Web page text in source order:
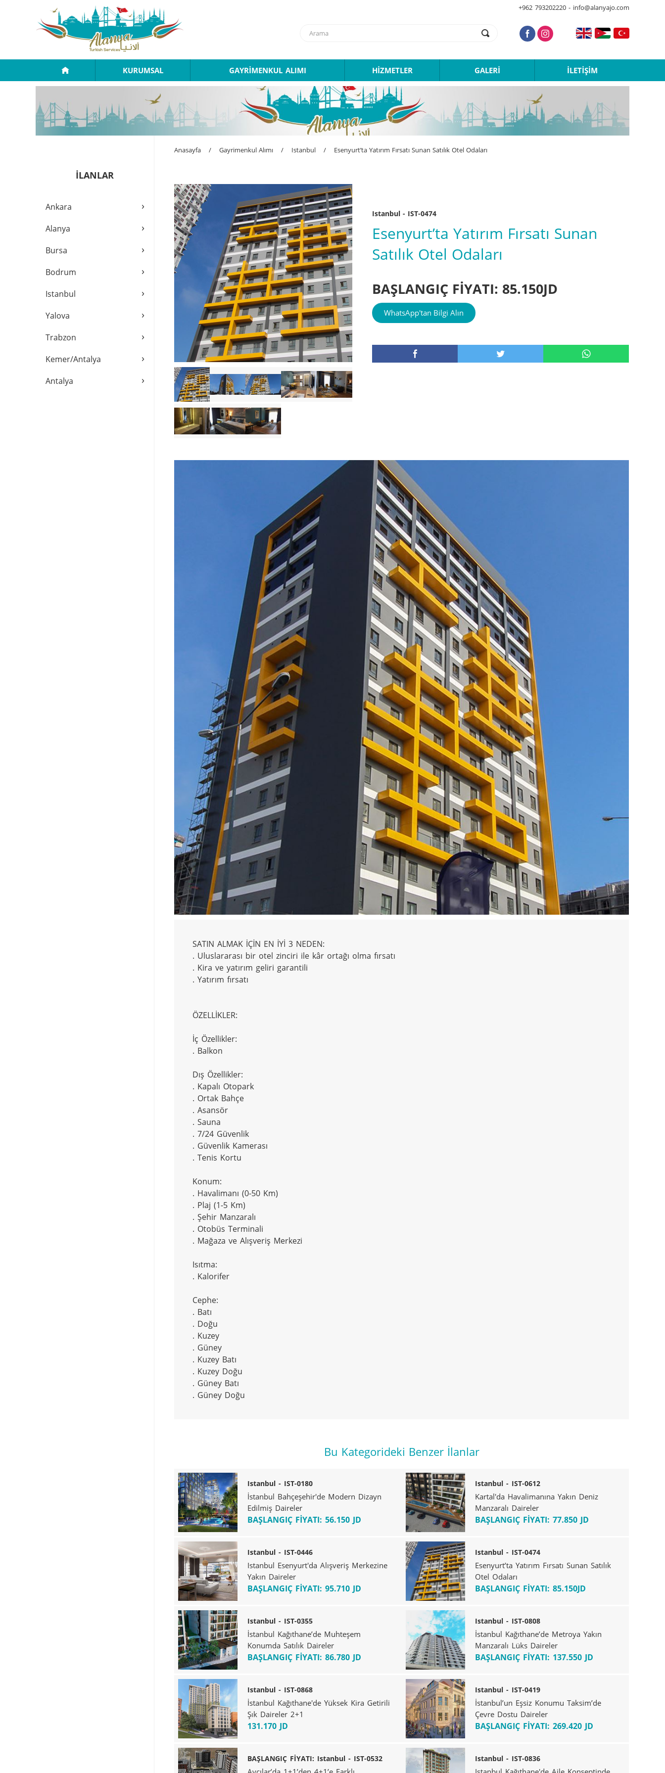
+962 793202220 - info@alanyajo.com
KURUMSAL GAYRİMENKUL ALIMI HİZMETLER GALERİ İLETİŞİM
İLANLAR
›
Ankara
›
Alanya
›
Bursa
›
Bodrum
›
Istanbul
›
Yalova
›
Trabzon
›
Kemer/Antalya
›
Antalya
Anasayfa / Gayrimenkul Alımı / Istanbul / Esenyurt’ta Yatırım Fırsatı Sunan Satılık Otel Odaları
Istanbul - IST-0474
Esenyurt’ta Yatırım Fırsatı Sunan
Satılık Otel Odaları
BAŞLANGIÇ FİYATI: 85.150JD
WhatsApp'tan Bilgi Alın
SATIN ALMAK İÇİN EN İYİ 3 NEDEN:
. Uluslararası bir otel zinciri ile kâr ortağı olma fırsatı
. Kira ve yatırım geliri garantili
. Yatırım fırsatı
ÖZELLİKLER:
İç Özellikler:
. Balkon
Dış Özellikler:
. Kapalı Otopark
. Ortak Bahçe
. Asansör
. Sauna
. 7/24 Güvenlik
. Güvenlik Kamerası
. Tenis Kortu
Konum:
. Havalimanı (0-50 Km)
. Plaj (1-5 Km)
. Şehir Manzaralı
. Otobüs Terminali
. Mağaza ve Alışveriş Merkezi
Isıtma:
. Kalorifer
Cephe:
. Batı
. Doğu
. Kuzey
. Güney
. Kuzey Batı
. Kuzey Doğu
. Güney Batı
. Güney Doğu
Bu Kategorideki Benzer İlanlar
Istanbul - IST-0180
İstanbul Bahçeşehir'de Modern Dizayn
Edilmiş Daireler
BAŞLANGIÇ FİYATI: 56.150 JD
Istanbul - IST-0612
Kartal'da Havalimanına Yakın Deniz
Manzaralı Daireler
BAŞLANGIÇ FİYATI: 77.850 JD
Istanbul - IST-0446
Istanbul Esenyurt'da Alışveriş Merkezine
Yakın Daireler
BAŞLANGIÇ FİYATI: 95.710 JD
Istanbul - IST-0474
Esenyurt’ta Yatırım Fırsatı Sunan Satılık
Otel Odaları
BAŞLANGIÇ FİYATI: 85.150JD
Istanbul - IST-0355
İstanbul Kağıthane’de Muhteşem
Konumda Satılık Daireler
BAŞLANGIÇ FİYATI: 86.780 JD
Istanbul - IST-0808
İstanbul Kağıthane’de Metroya Yakın
Manzaralı Lüks Daireler
BAŞLANGIÇ FİYATI: 137.550 JD
Istanbul - IST-0868
İstanbul Kağıthane'de Yüksek Kira Getirili
Şık Daireler 2+1
131.170 JD
Istanbul - IST-0419
İstanbul’un Eşsiz Konumu Taksim’de
Çevre Dostu Daireler
BAŞLANGIÇ FİYATI: 269.420 JD
BAŞLANGIÇ FİYATI: Istanbul - IST-0532 Istanbul - IST-0836